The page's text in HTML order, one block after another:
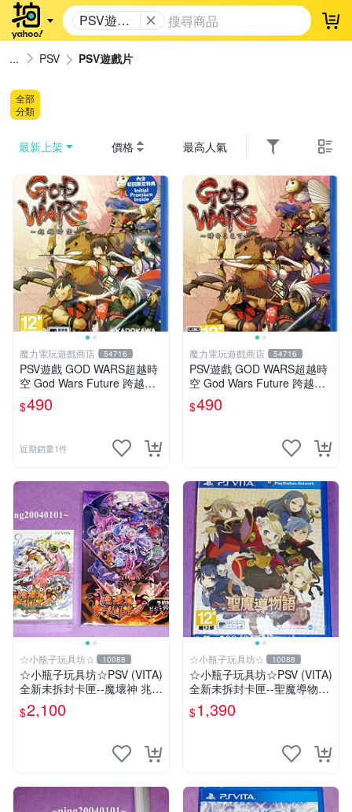
PSV遊戲
片
登
PSV PSV遊戲片
全部
分類
最新上架 價格 最高人氣
魔力電玩遊戲商店 54716
PSV遊戲 GOD WARS超越時
空 God Wars Future 跨越時
空 中文亞版【板橋魔力】
$490
近期銷量1件
魔力電玩遊戲商店 54716
PSV遊戲 GOD WARS超越時
空 God Wars Future 跨越時
空 日文日版【板橋魔力】
$490
☆小瓶子玩具坊☆ 10088
☆小瓶子玩具坊☆PSV (VITA)
全新未拆封卡匣--魔壞神 兆力
翁 限定版 (亞版日文版)+特
典--美術集
$2,100
☆小瓶子玩具坊☆ 10088
☆小瓶子玩具坊☆PSV (VITA)
全新未拆封卡匣--聖魔導物語
(日版)
$1,390